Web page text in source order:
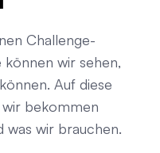
Challenge-
können wir sehen,
Auf diese
bekommen
was wir brauchen.